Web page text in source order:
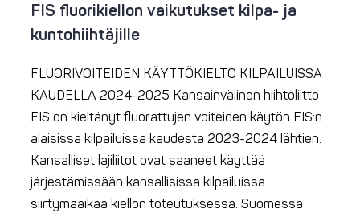
FIS fluorikiellon vaikutukset kilpa- ja
kuntohiihtäjille
FLUORIVOITEIDEN KÄYTTÖKIELTO KILPAILUISSA
KAUDELLA 2024-2025 Kansainvälinen hiihtoliitto
FIS on kieltänyt fluorattujen voiteiden käytön FIS:n
alaisissa kilpailuissa kaudesta 2023-2024 lähtien.
Kansalliset lajiliitot ovat saaneet käyttää
järjestämissään kansallisissa kilpailuissa
siirtymäaikaa kiellon toteutuksessa. Suomessa